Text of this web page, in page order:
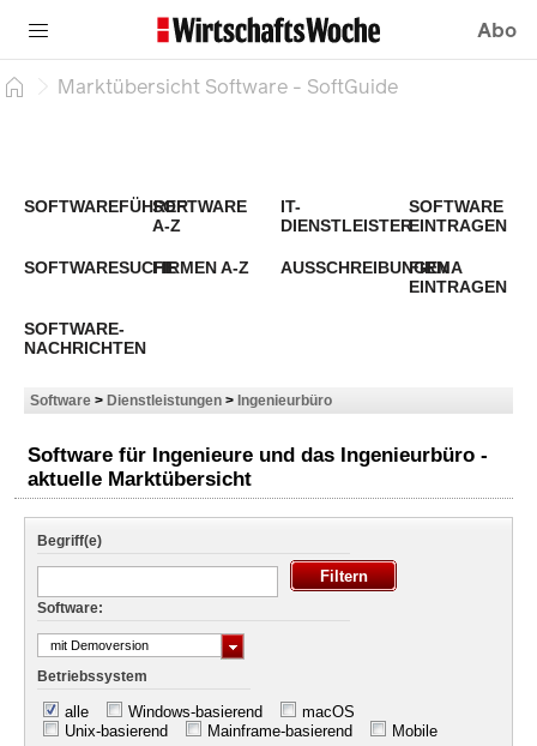
Abo
Marktübersicht Software - SoftGuide
SOFTWAREFÜHRERSOFTWARE
A-Z
IT-
DIENSTLEISTER
SOFTWARE
EINTRAGEN
SOFTWARESUCHEFIRMEN A-Z AUSSCHREIBUNGEN
FIRMA
EINTRAGEN
SOFTWARE-
NACHRICHTEN
Software > Dienstleistungen > Ingenieurbüro
Software für Ingenieure und das Ingenieurbüro -
aktuelle Marktübersicht
Begriff(e)
Software:
mit Demoversion
Betriebssystem
alle Windows-basierend
macOS
Unix-basierend
Mainframe-basierend Mobile